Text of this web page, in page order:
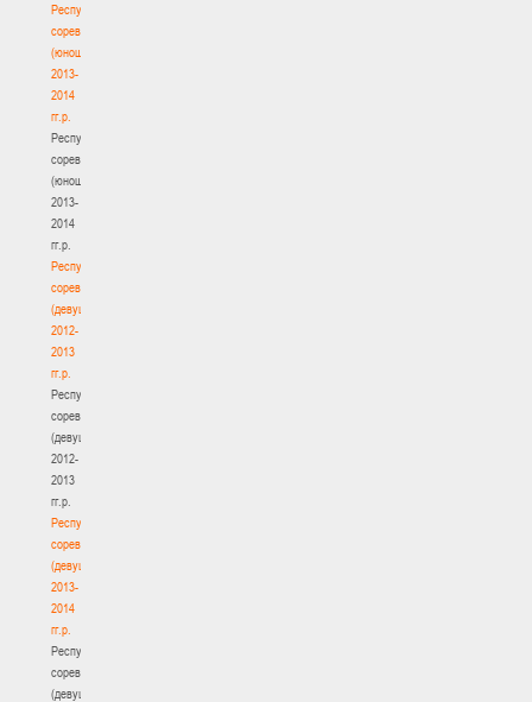
Республиканские
соревнования
(юноши)
2013-
2014
гг.р.
Республиканские
соревнования
(юноши)
2013-
2014
гг.р.
Республиканские
соревнования
(девушки)
2012-
2013
гг.р.
Республиканские
соревнования
(девушки)
2012-
2013
гг.р.
Республиканские
соревнования
(девушки)
2013-
2014
гг.р.
Республиканские
соревнования
(девушки)